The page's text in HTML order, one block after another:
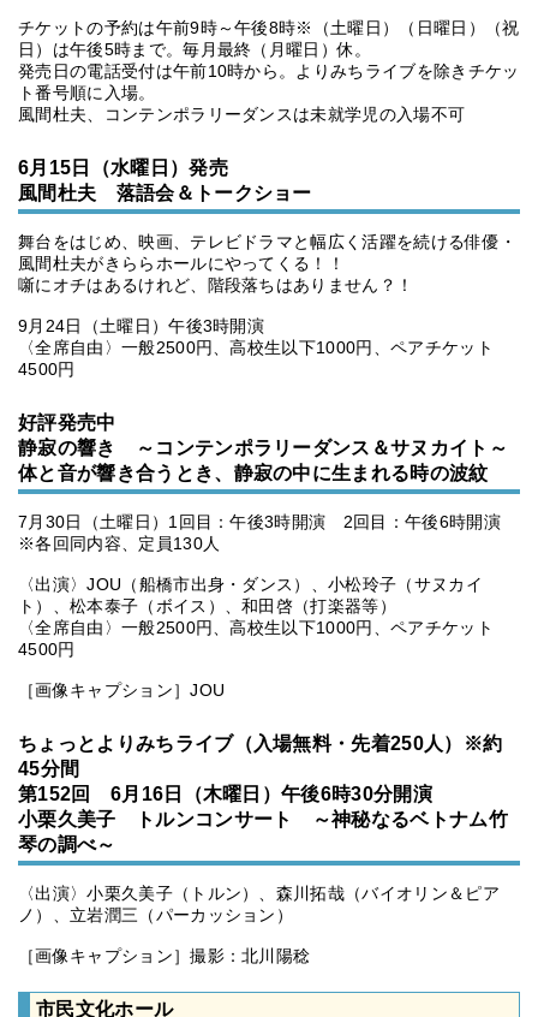
チケットの予約は午前9時～午後8時※（土曜日）（日曜日）（祝
日）は午後5時まで。毎月最終（月曜日）休。
発売日の電話受付は午前10時から。よりみちライブを除きチケッ
ト番号順に入場。
風間杜夫、コンテンポラリーダンスは未就学児の入場不可
6月15日（水曜日）発売
風間杜夫 落語会＆トークショー
舞台をはじめ、映画、テレビドラマと幅広く活躍を続ける俳優・
風間杜夫がきららホールにやってくる！！
噺にオチはあるけれど、階段落ちはありません？！
9月24日（土曜日）午後3時開演
〈全席自由〉一般2500円、高校生以下1000円、ペアチケット
4500円
好評発売中
静寂の響き ～コンテンポラリーダンス＆サヌカイト～
体と音が響き合うとき、静寂の中に生まれる時の波紋
7月30日（土曜日）1回目：午後3時開演 2回目：午後6時開演
※各回同内容、定員130人
〈出演〉JOU（船橋市出身・ダンス）、小松玲子（サヌカイ
ト）、松本泰子（ボイス）、和田啓（打楽器等）
〈全席自由〉一般2500円、高校生以下1000円、ペアチケット
4500円
［画像キャプション］JOU
ちょっとよりみちライブ（入場無料・先着250人）※約
45分間
第152回 6月16日（木曜日）午後6時30分開演
小栗久美子 トルンコンサート ～神秘なるベトナム竹
琴の調べ～
〈出演〉小栗久美子（トルン）、森川拓哉（バイオリン＆ピア
ノ）、立岩潤三（パーカッション）
［画像キャプション］撮影：北川陽稔
市民文化ホール